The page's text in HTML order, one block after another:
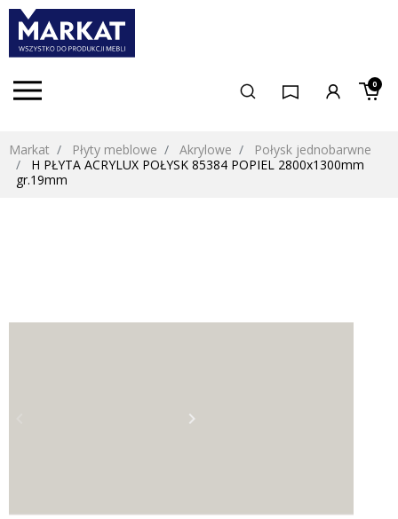
0
Markat Płyty meblowe Akrylowe
Połysk jednobarwne
H PŁYTA ACRYLUX POŁYSK 85384 POPIEL 2800x1300mm
gr.19mm
Następny
keyboard_arrow_right